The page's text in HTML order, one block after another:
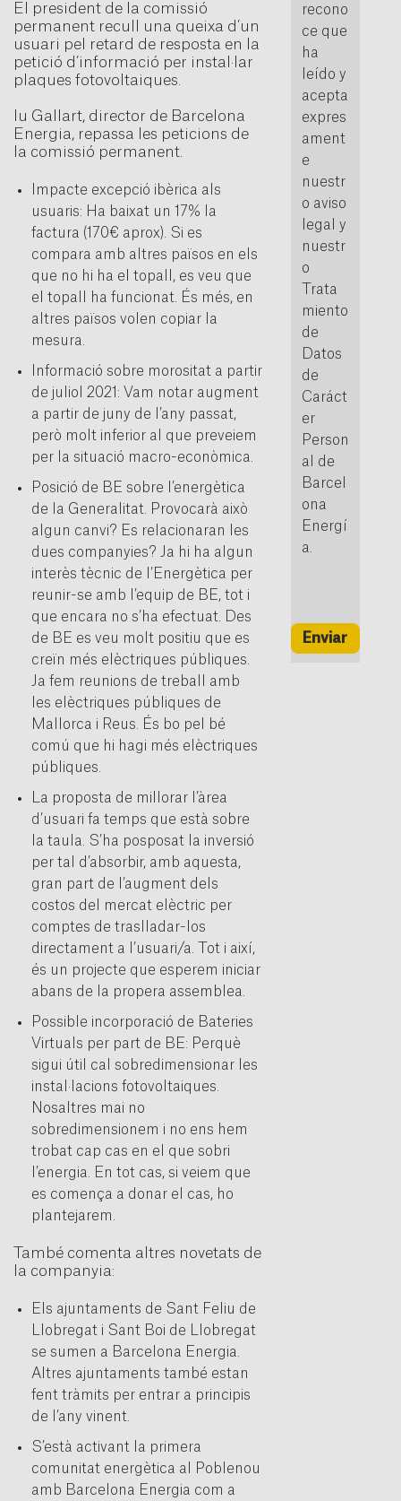
El president de la comissió
permanent recull una queixa d’un
usuari pel retard de resposta en la
petició d’informació per instal·lar
plaques fotovoltaiques.
Iu Gallart, director de Barcelona
Energia, repassa les peticions de
la comissió permanent.
Impacte excepció ibèrica als
usuaris: Ha baixat un 17% la
factura (170€ aprox). Si es
compara amb altres països en els
que no hi ha el topall, es veu que
el topall ha funcionat. És més, en
altres països volen copiar la
mesura.
Informació sobre morositat a partir
de juliol 2021: Vam notar augment
a partir de juny de l’any passat,
però molt inferior al que preveiem
per la situació macro-econòmica.
Posició de BE sobre l’energètica
de la Generalitat. Provocarà això
algun canvi? Es relacionaran les
dues companyies? Ja hi ha algun
interès tècnic de l’Energètica per
reunir-se amb l’equip de BE, tot i
que encara no s’ha efectuat. Des
de BE es veu molt positiu que es
creïn més elèctriques públiques.
Ja fem reunions de treball amb
les elèctriques públiques de
Mallorca i Reus. És bo pel bé
comú que hi hagi més elèctriques
públiques.
La proposta de millorar l’àrea
d’usuari fa temps que està sobre
la taula. S’ha posposat la inversió
per tal d’absorbir, amb aquesta,
gran part de l’augment dels
costos del mercat elèctric per
comptes de traslladar-los
directament a l’usuari/a. Tot i així,
és un projecte que esperem iniciar
abans de la propera assemblea.
Possible incorporació de Bateries
Virtuals per part de BE: Perquè
sigui útil cal sobredimensionar les
instal·lacions fotovoltaiques.
Nosaltres mai no
sobredimensionem i no ens hem
trobat cap cas en el que sobri
l’energia. En tot cas, si veiem que
es comença a donar el cas, ho
plantejarem.
També comenta altres novetats de
la companyia:
Els ajuntaments de Sant Feliu de
Llobregat i Sant Boi de Llobregat
se sumen a Barcelona Energia.
Altres ajuntaments també estan
fent tràmits per entrar a principis
de l’any vinent.
S’està activant la primera
comunitat energètica al Poblenou
amb Barcelona Energia com a
recono
ce que
ha
leído y
acepta
expres
ament
e
nuestr
o aviso
legal y
nuestr
o
Trata
miento
de
Datos
de
Caráct
er
Person
al de
Barcel
ona
Energí
a.
Enviar